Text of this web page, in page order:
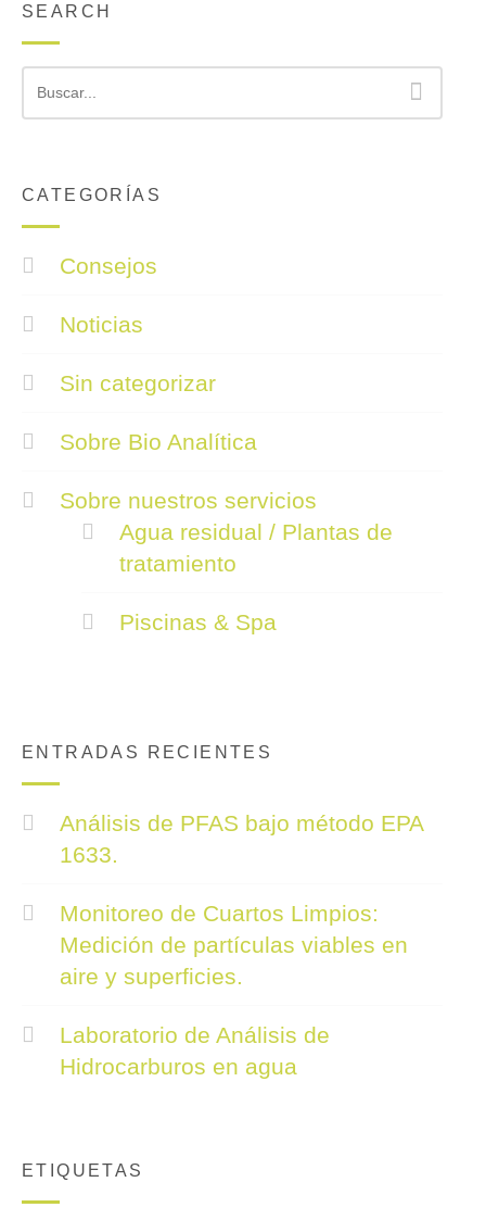
SEARCH
CATEGORÍAS
Consejos
Noticias
Sin categorizar
Sobre Bio Analítica
Sobre nuestros servicios
Agua residual / Plantas de
tratamiento
Piscinas & Spa
ENTRADAS RECIENTES
Análisis de PFAS bajo método EPA
1633.
Monitoreo de Cuartos Limpios:
Medición de partículas viables en
aire y superficies.
Laboratorio de Análisis de
Hidrocarburos en agua
ETIQUETAS